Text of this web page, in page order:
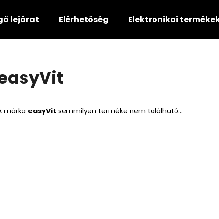
lejárat Elérhetőség Elektronikai
márka easyVit semmilyen terméke nem található...